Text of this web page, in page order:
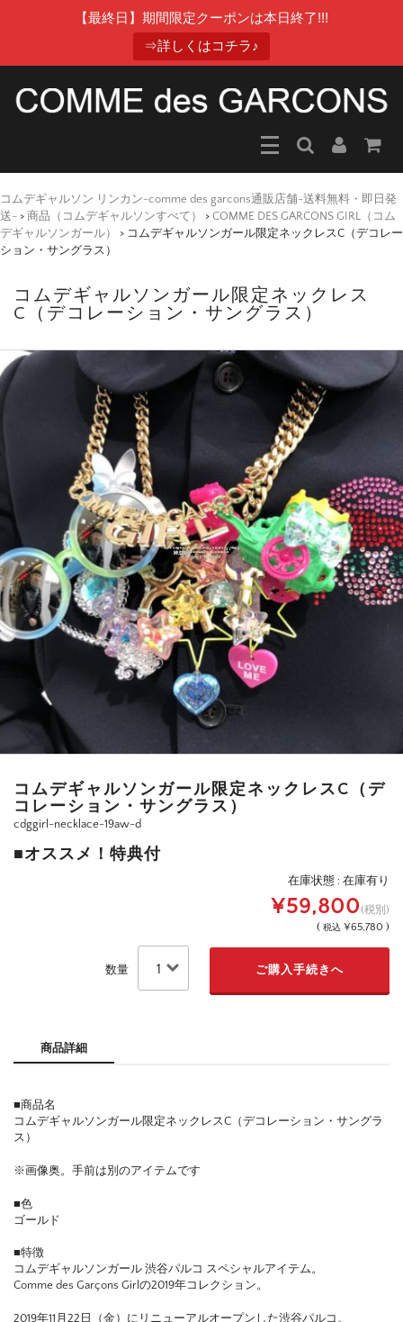
【最終日】期間限定クーポンは本日終了!!!
⇒詳しくはコチラ♪
コムデギャルソン リンカン-comme des garcons通販店舗-送料無料・即日発
送- > 商品（コムデギャルソンすべて） > COMME DES GARCONS GIRL（コム
デギャルソンガール）
> コムデギャルソンガール限定ネックレスC（デコレー
ション・サングラス）
コムデギャルソンガール限定ネックレス
C（デコレーション・サングラス）
コムデギャルソンガール限定ネックレスC（デ
コレーション・サングラス）
cdggirl-necklace-19aw-d
■オススメ！特典付
在庫状態 : 在庫有り
¥59,800(税別)
( 税込 ¥65,780 )
数量
商品詳細
■商品名
コムデギャルソンガール限定ネックレスC（デコレーション・サングラ
ス）
※画像奥。手前は別のアイテムです
■色
ゴールド
■特徴
コムデギャルソンガール 渋谷パルコ スペシャルアイテム。
Comme des Garçons Girlの2019年コレクション。
2019年11月22日（金）にリニューアルオープンした渋谷パルコ。